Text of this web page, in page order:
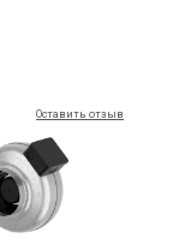
Оставить отзыв